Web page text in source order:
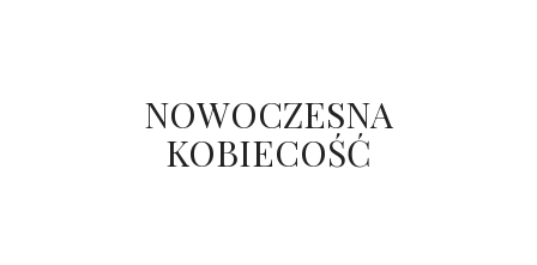
NOWOCZESNA
KOBIECOŚĆ